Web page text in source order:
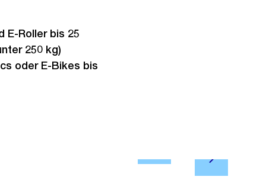
E-Roller bis 25
250 kg)
oder E-Bikes bis